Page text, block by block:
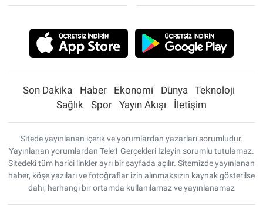
Son Dakika Haber Ekonomi Dünya
Teknoloji
Sağlık
Spor Yayın Akışı İletişim
Sitede yayınlanan içerik ve yorumlardan yazarları sorumludur.
Yayınlanan yorumlardan Tele1 Gerçekleri İzleyin sorumlu tutulamaz.
Sitedeki tüm harici linkler ayrı bir sayfada açılır. Sitemizde yayınlanan
haber, köşe yazıları ve fotoğraflar izin alınmaksızın kaynak gösterilse
dahi, herhangi bir ortamda kullanılamaz ve yayınlanamaz